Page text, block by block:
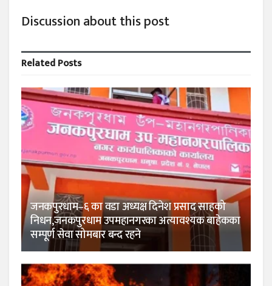
Discussion about this post
RelatedPosts
जनकपुरधाम–६ का वडा अध्यक्ष दिनेश प्रसाद साहको
निधन,जनकपुरधाम उपमहानगरका अत्यावश्यक बाहेकका
सम्पूर्ण सेवा सोमबार बन्द रहने